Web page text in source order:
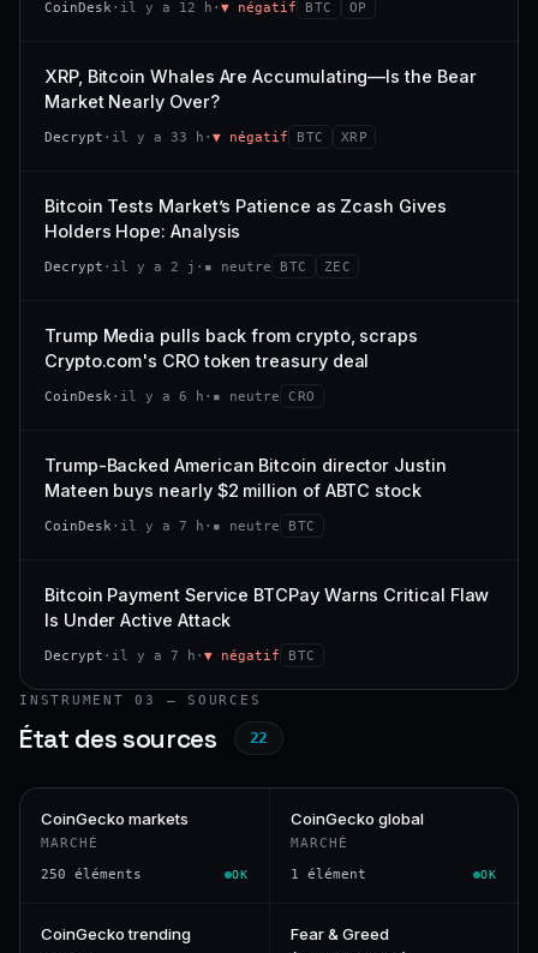
−0,1 % +0,1 %
−0,1 % #29
CONFIANCE
477 M$ 1 464 $
+0,6 % −3,6 %
−94,7 % #102
CONFIANCE
CoinDesk · il y a 12 h · ▼ négatif BTC OP
XRP, Bitcoin Whales Are Accumulating—Is the Bear
Market Nearly Over?
Decrypt · il y a 33 h · ▼ négatif BTC XRP
Bitcoin Tests Market’s Patience as Zcash Gives
Holders Hope: Analysis
Decrypt · il y a 2 j · ▪ neutre BTC ZEC
Trump Media pulls back from crypto, scraps
Crypto.com's CRO token treasury deal
CoinDesk · il y a 6 h · ▪ neutre CRO
Trump-Backed American Bitcoin director Justin
Mateen buys nearly $2 million of ABTC stock
CoinDesk · il y a 7 h · ▪ neutre BTC
Bitcoin Payment Service BTCPay Warns Critical Flaw
Is Under Active Attack
Decrypt · il y a 7 h · ▼ négatif BTC
INSTRUMENT 03 — SOURCES
État des sources 22
CoinGecko markets
MARCHÉ
250 éléments OK
CoinGecko global
MARCHÉ
1 élément OK
CoinGecko trending
Fear & Greed